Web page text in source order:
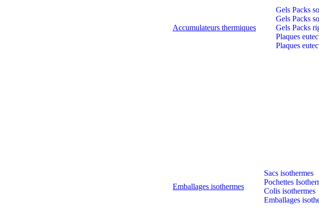
Accumulateurs thermiques
Gels Packs
Gels Packs
Gels Packs
Plaques
Plaques
Emballages isothermes
Sacs isothermes
Pochettes
Colis isothermes
Emballages